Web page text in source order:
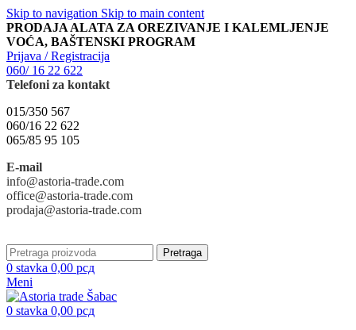
Skip to navigation Skip to main content
PRODAJA ALATA ZA OREZIVANJE I KALEMLJENJE
VOĆA, BAŠTENSKI PROGRAM
Prijava / Registracija
060/ 16 22 622
Telefoni za kontakt
015/350 567
060/16 22 622
065/85 95 105
E-mail
info@astoria-trade.com
office@astoria-trade.com
prodaja@astoria-trade.com
Pretraga
0 stavka 0,00 рсд
Meni
0 stavka 0,00 рсд